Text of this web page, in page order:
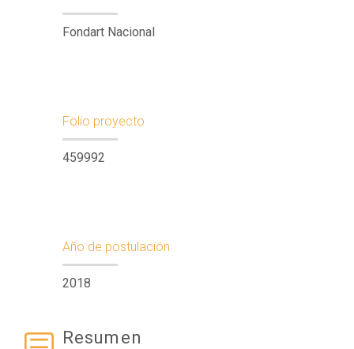
Fondart Nacional
Folio proyecto
459992
Año de postulación
2018
Resumen